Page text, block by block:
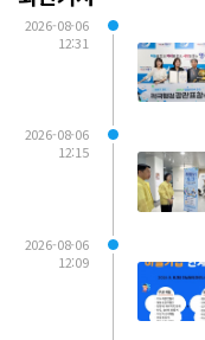
2026-08-06
12:31
2026-08-06
12:15
2026-08-06
12:09